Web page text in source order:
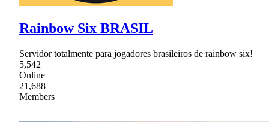
Rainbow Six BRASIL
Servidor totalmente para jogadores brasileiros de rainbow six!
5,542
Online
21,688
Members